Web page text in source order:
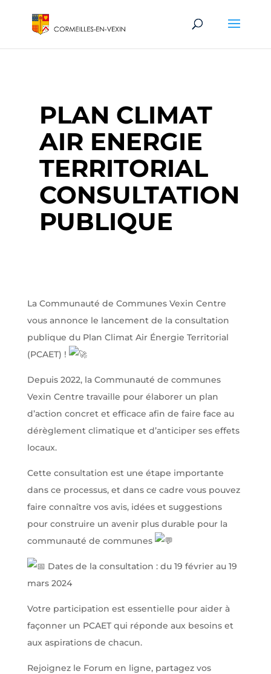
PLAN CLIMAT
AIR ENERGIE
TERRITORIAL
CONSULTATION
PUBLIQUE
La Communauté de Communes Vexin Centre
vous annonce le lancement de la consultation
publique du Plan Climat Air Énergie Territorial
(PCAET) !
Depuis 2022, la Communauté de communes
Vexin Centre travaille pour élaborer un plan
d’action concret et efficace afin de faire face au
dérèglement climatique et d’anticiper ses effets
locaux.
Cette consultation est une étape importante
dans ce processus, et dans ce cadre vous pouvez
faire connaître vos avis, idées et suggestions
pour construire un avenir plus durable pour la
communauté de communes
Dates de la consultation : du 19 février au 19
mars 2024
Votre participation est essentielle pour aider à
façonner un PCAET qui réponde aux besoins et
aux aspirations de chacun.
Rejoignez le Forum en ligne, partagez vos